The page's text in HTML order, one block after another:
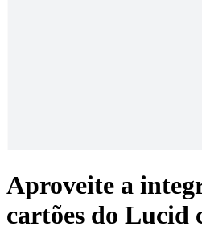
Aproveite a
cartões do Lucid